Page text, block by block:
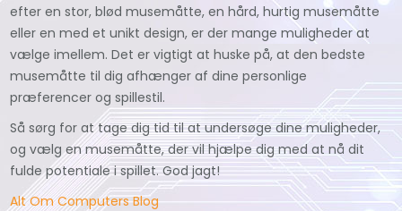
efter en stor, blød musemåtte, en hård, hurtig musemåtte
eller en med et unikt design, er der mange muligheder at
vælge imellem. Det er vigtigt at huske på, at den bedste
musemåtte til dig afhænger af dine personlige
præferencer og spillestil.
Så sørg for at tage dig tid til at undersøge dine muligheder,
og vælg en musemåtte, der vil hjælpe dig med at nå dit
fulde potentiale i spillet. God jagt!
Alt Om Computers Blog